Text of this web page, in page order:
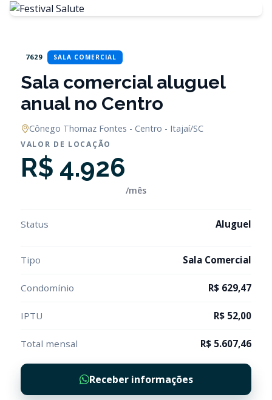
7629 SALA COMERCIAL
Sala comercial aluguel
anual no Centro
Cônego Thomaz Fontes - Centro - Itajaí/SC
VALOR DE LOCAÇÃO
R$ 4.926
/mês
Status Aluguel
Tipo Sala Comercial
Condomínio R$ 629,47
IPTU R$ 52,00
Total mensal R$ 5.607,46
Receber informações